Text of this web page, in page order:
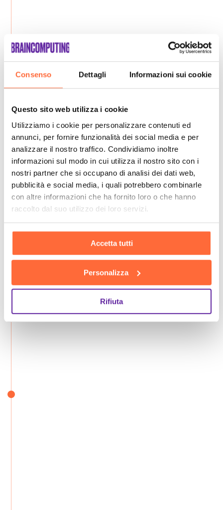
Consenso Dettagli Informazioni sui cookie
Questo sito web utilizza i cookie
Utilizziamo i cookie per personalizzare contenuti ed
annunci, per fornire funzionalità dei social media e per
analizzare il nostro traffico. Condividiamo inoltre
informazioni sul modo in cui utilizza il nostro sito con i
nostri partner che si occupano di analisi dei dati web,
pubblicità e social media, i quali potrebbero combinarle
con altre informazioni che ha fornito loro o che hanno
raccolto dal suo utilizzo dei loro servizi.
Accetta tutti
Personalizza
Rifiuta